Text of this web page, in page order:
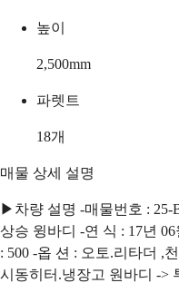
높이
2,500mm
파렛트
18개
매물 상세 설명
▶차량 설명 -매물번호 : 25-
상승 윙바디 -연 식 : 17년
: 500 -옵 션 : 오토.리타더 ,
시동히터.냉장고 원바디 ->